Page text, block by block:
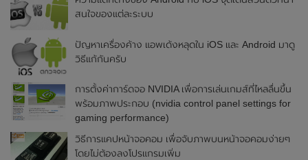
สนใจของแต่ละระบบ
ปัญหาเครื่องค้าง แอพเด้งหลุดใน iOS และ Android มาดู
วิธีแก้กันครับ
การตั้งค่าการ์ดจอ NVIDIA เพื่อการเล่นเกมส์ที่ไหลลื่นขึ้น
พร้อมภาพประกอบ (nvidia control panel settings for
gaming performance)
วิธีการแคปหน้าจอคอม เพื่อจับภาพบนหน้าจอคอมง่ายๆ
โดยไม่ต้องลงโปรแกรมเพิ่ม